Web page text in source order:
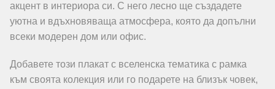
акцент в интериора си. С него лесно ще създадете
уютна и вдъхновяваща атмосфера, която да допълни
всеки модерен дом или офис.
Добавете този плакат с вселенска тематика с рамка
към своята колекция или го подарете на близък човек,